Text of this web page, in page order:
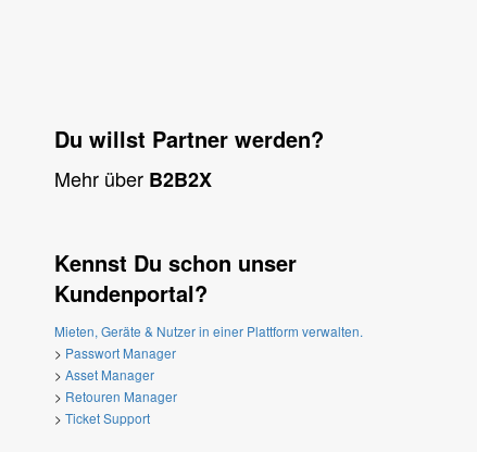
Du willst Partner werden?
Mehr über B2B2X
Kennst Du schon unser
Kundenportal?
Mieten, Geräte & Nutzer in einer Plattform verwalten.
> Passwort Manager
>Asset Manager
> Retouren Manager
>Ticket Support